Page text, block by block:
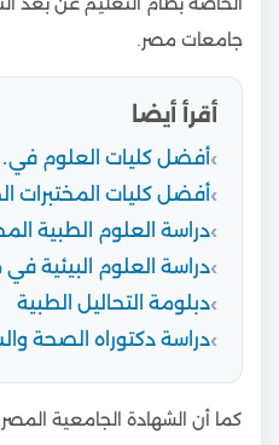
جامعات مصر.
أقرأ أيضا
أفضل كليات العلوم
أفضل كليات المختبرات
دراسة العلوم الطبية
دراسة العلوم البيئية
دبلومة التحاليل الطبية
دراسة دكتوراه الصحة
كما أن الشهادة الجامعية